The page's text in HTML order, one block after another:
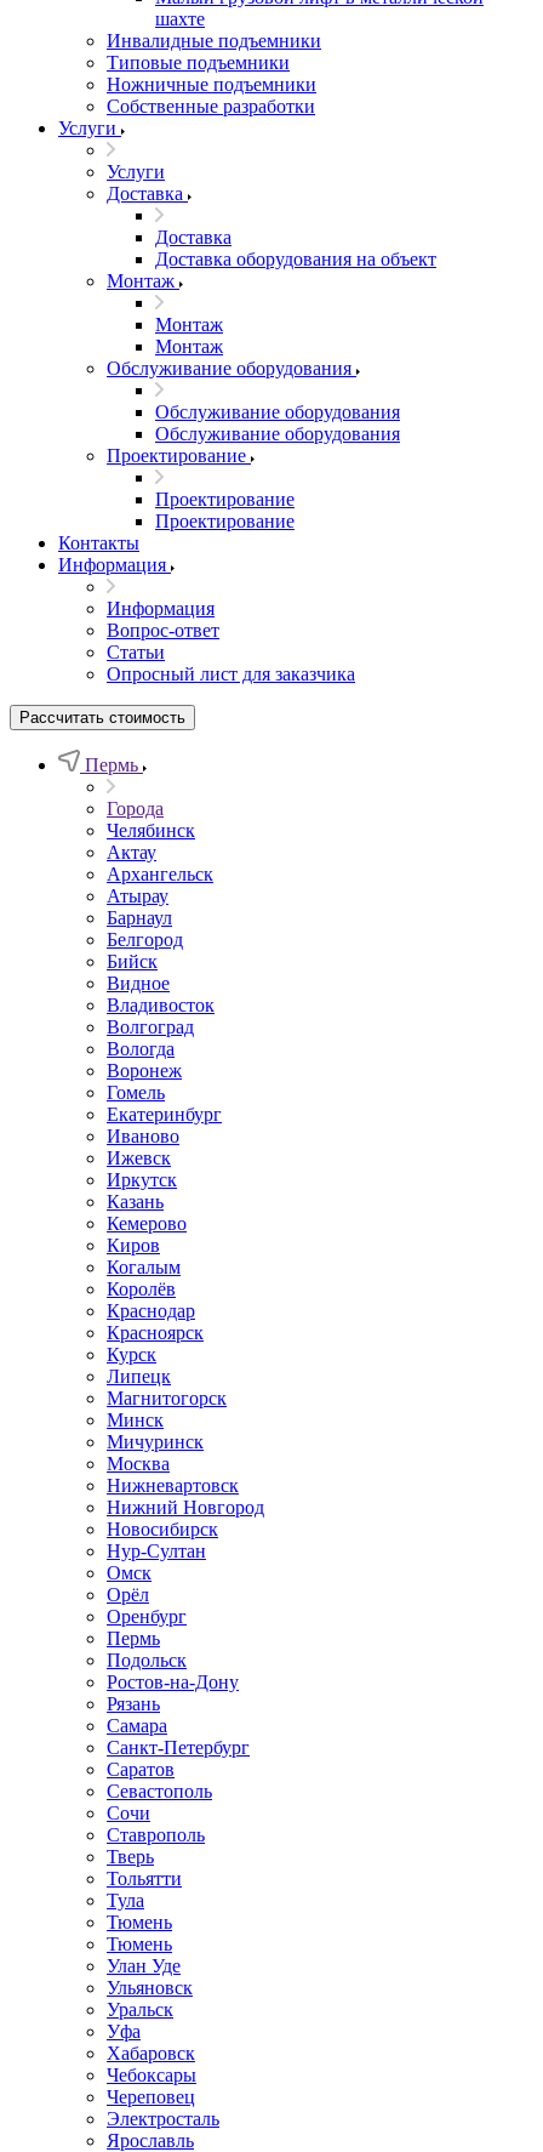
шахте
Инвалидные подъемники
Типовые подъемники
Ножничные подъемники
Собственные разработки
Услуги
Услуги
Доставка
Доставка
Доставка оборудования на объект
Монтаж
Монтаж
Монтаж
Обслуживание оборудования
Обслуживание оборудования
Обслуживание оборудования
Проектирование
Проектирование
Проектирование
Контакты
Информация
Информация
Вопрос-ответ
Статьи
Опросный лист для заказчика
Рассчитать стоимость
Пермь
Города
Челябинск
Актау
Архангельск
Атырау
Барнаул
Белгород
Бийск
Видное
Владивосток
Волгоград
Вологда
Воронеж
Гомель
Екатеринбург
Иваново
Ижевск
Иркутск
Казань
Кемерово
Киров
Когалым
Королёв
Краснодар
Красноярск
Курск
Липецк
Магнитогорск
Минск
Мичуринск
Москва
Нижневартовск
Нижний Новгород
Новосибирск
Нур-Султан
Омск
Орёл
Оренбург
Пермь
Подольск
Ростов-на-Дону
Рязань
Самара
Санкт-Петербург
Саратов
Севастополь
Сочи
Ставрополь
Тверь
Тольятти
Тула
Тюмень
Тюмень
Улан Уде
Ульяновск
Уральск
Уфа
Хабаровск
Чебоксары
Череповец
Электросталь
Ярославль